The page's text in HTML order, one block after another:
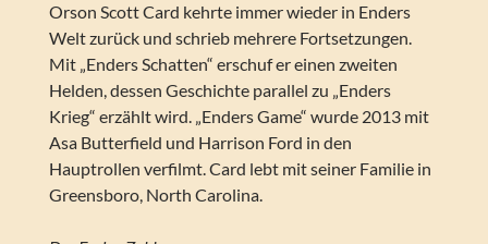
Orson Scott Card kehrte immer wieder in Enders
Welt zurück und schrieb mehrere Fortsetzungen.
Mit „Enders Schatten“ erschuf er einen zweiten
Helden, dessen Geschichte parallel zu „Enders
Krieg“ erzählt wird. „Enders Game“ wurde 2013 mit
Asa Butterfield und Harrison Ford in den
Hauptrollen verfilmt. Card lebt mit seiner Familie in
Greensboro, North Carolina.